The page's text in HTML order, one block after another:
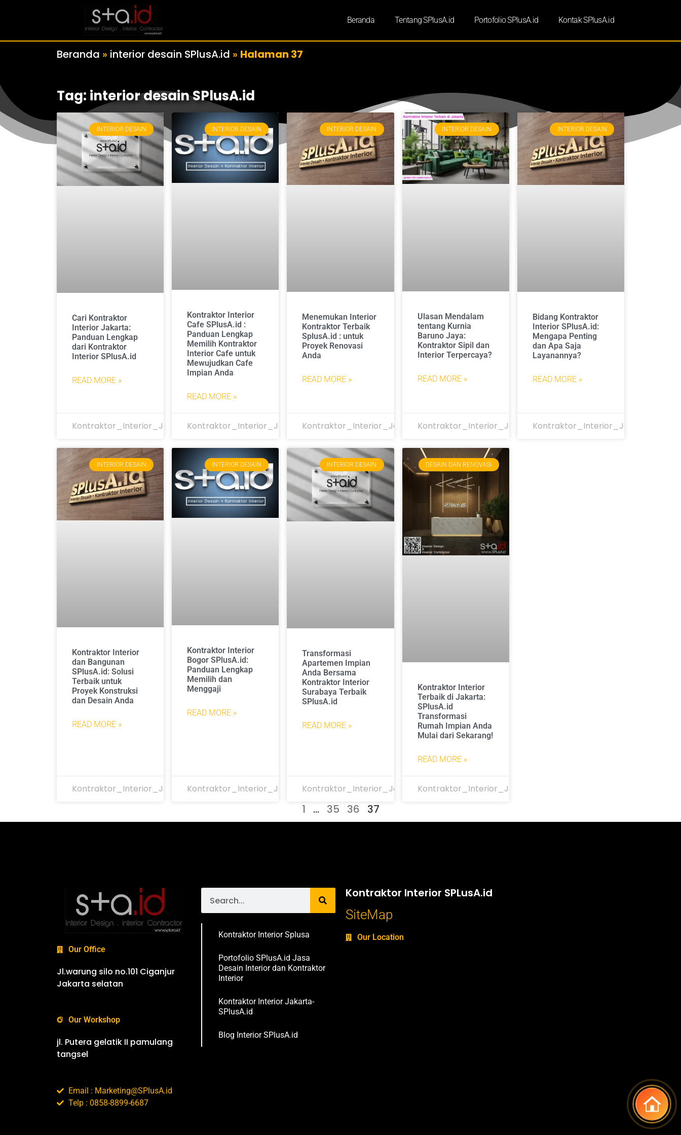
Beranda Tentang SPlusA.id Portofolio SPlusA.id Kontak SPlusA.id
Beranda » interior desain SPlusA.id » Halaman 37
Tag: interior desain SPlusA.id
INTERIOR DESAIN
Cari Kontraktor
Interior Jakarta:
Panduan Lengkap
dari Kontraktor
Interior SPlusA.id
READ MORE »
Kontraktor_Interior_Jakarta
INTERIOR DESAIN
Kontraktor Interior
Cafe SPlusA.id :
Panduan Lengkap
Memilih Kontraktor
Interior Cafe untuk
Mewujudkan Cafe
Impian Anda
READ MORE »
Kontraktor_Interior_Jakarta
INTERIOR DESAIN
Menemukan Interior
Kontraktor Terbaik
SplusA.id : untuk
Proyek Renovasi
Anda
READ MORE »
Kontraktor_Interior_Jakarta
INTERIOR DESAIN
Ulasan Mendalam
tentang Kurnia
Baruno Jaya:
Kontraktor Sipil dan
Interior Terpercaya?
READ MORE »
Kontraktor_Interior_Jakarta
INTERIOR DESAIN
Bidang Kontraktor
Interior SPlusA.id:
Mengapa Penting
dan Apa Saja
Layanannya?
READ MORE »
Kontraktor_Interior_Jakarta
INTERIOR DESAIN
Kontraktor Interior
dan Bangunan
SPlusA.id: Solusi
Terbaik untuk
Proyek Konstruksi
dan Desain Anda
READ MORE »
Kontraktor_Interior_Jakarta
INTERIOR DESAIN
Kontraktor Interior
Bogor SPlusA.id:
Panduan Lengkap
Memilih dan
Menggaji
READ MORE »
Kontraktor_Interior_Jakarta
INTERIOR DESAIN
Transformasi
Apartemen Impian
Anda Bersama
Kontraktor Interior
Surabaya Terbaik
SPlusA.id
READ MORE »
Kontraktor_Interior_Jakarta
DESAIN DAN RENOVASI
Kontraktor Interior
Terbaik di Jakarta:
SPlusA.id
Transformasi
Rumah Impian Anda
Mulai dari Sekarang!
READ MORE »
Kontraktor_Interior_Jakarta
1 … 35 36 37
Our Office
Jl.warung silo no.101 Ciganjur
Jakarta selatan
Our Workshop
jl. Putera gelatik II pamulang
tangsel
Email : Marketing@SPlusA.id
Telp : 0858-8899-6687
Kontraktor Interior Splusa
Portofolio SPlusA.id Jasa
Desain Interior dan Kontraktor
Interior
Kontraktor Interior Jakarta-
SPlusA.id
Blog Interior SPlusA.id
Kontraktor Interior SPLusA.id
SiteMap
Our Location